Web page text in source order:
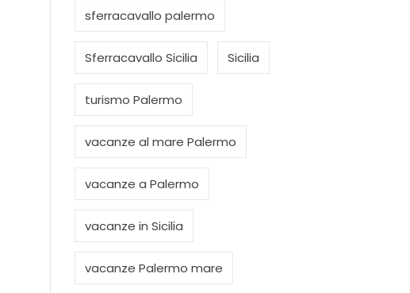
sferracavallo palermo
Sferracavallo Sicilia Sicilia
turismo Palermo
vacanze al mare Palermo
vacanze a Palermo
vacanze in Sicilia
vacanze Palermo mare